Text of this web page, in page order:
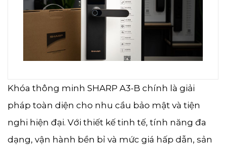
Khóa thông minh SHARP A3-B chính là giải
pháp toàn diện cho nhu cầu bảo mật và tiện
nghi hiện đại. Với thiết kế tinh tế, tính năng đa
dạng, vận hành bền bỉ và mức giá hấp dẫn, sản